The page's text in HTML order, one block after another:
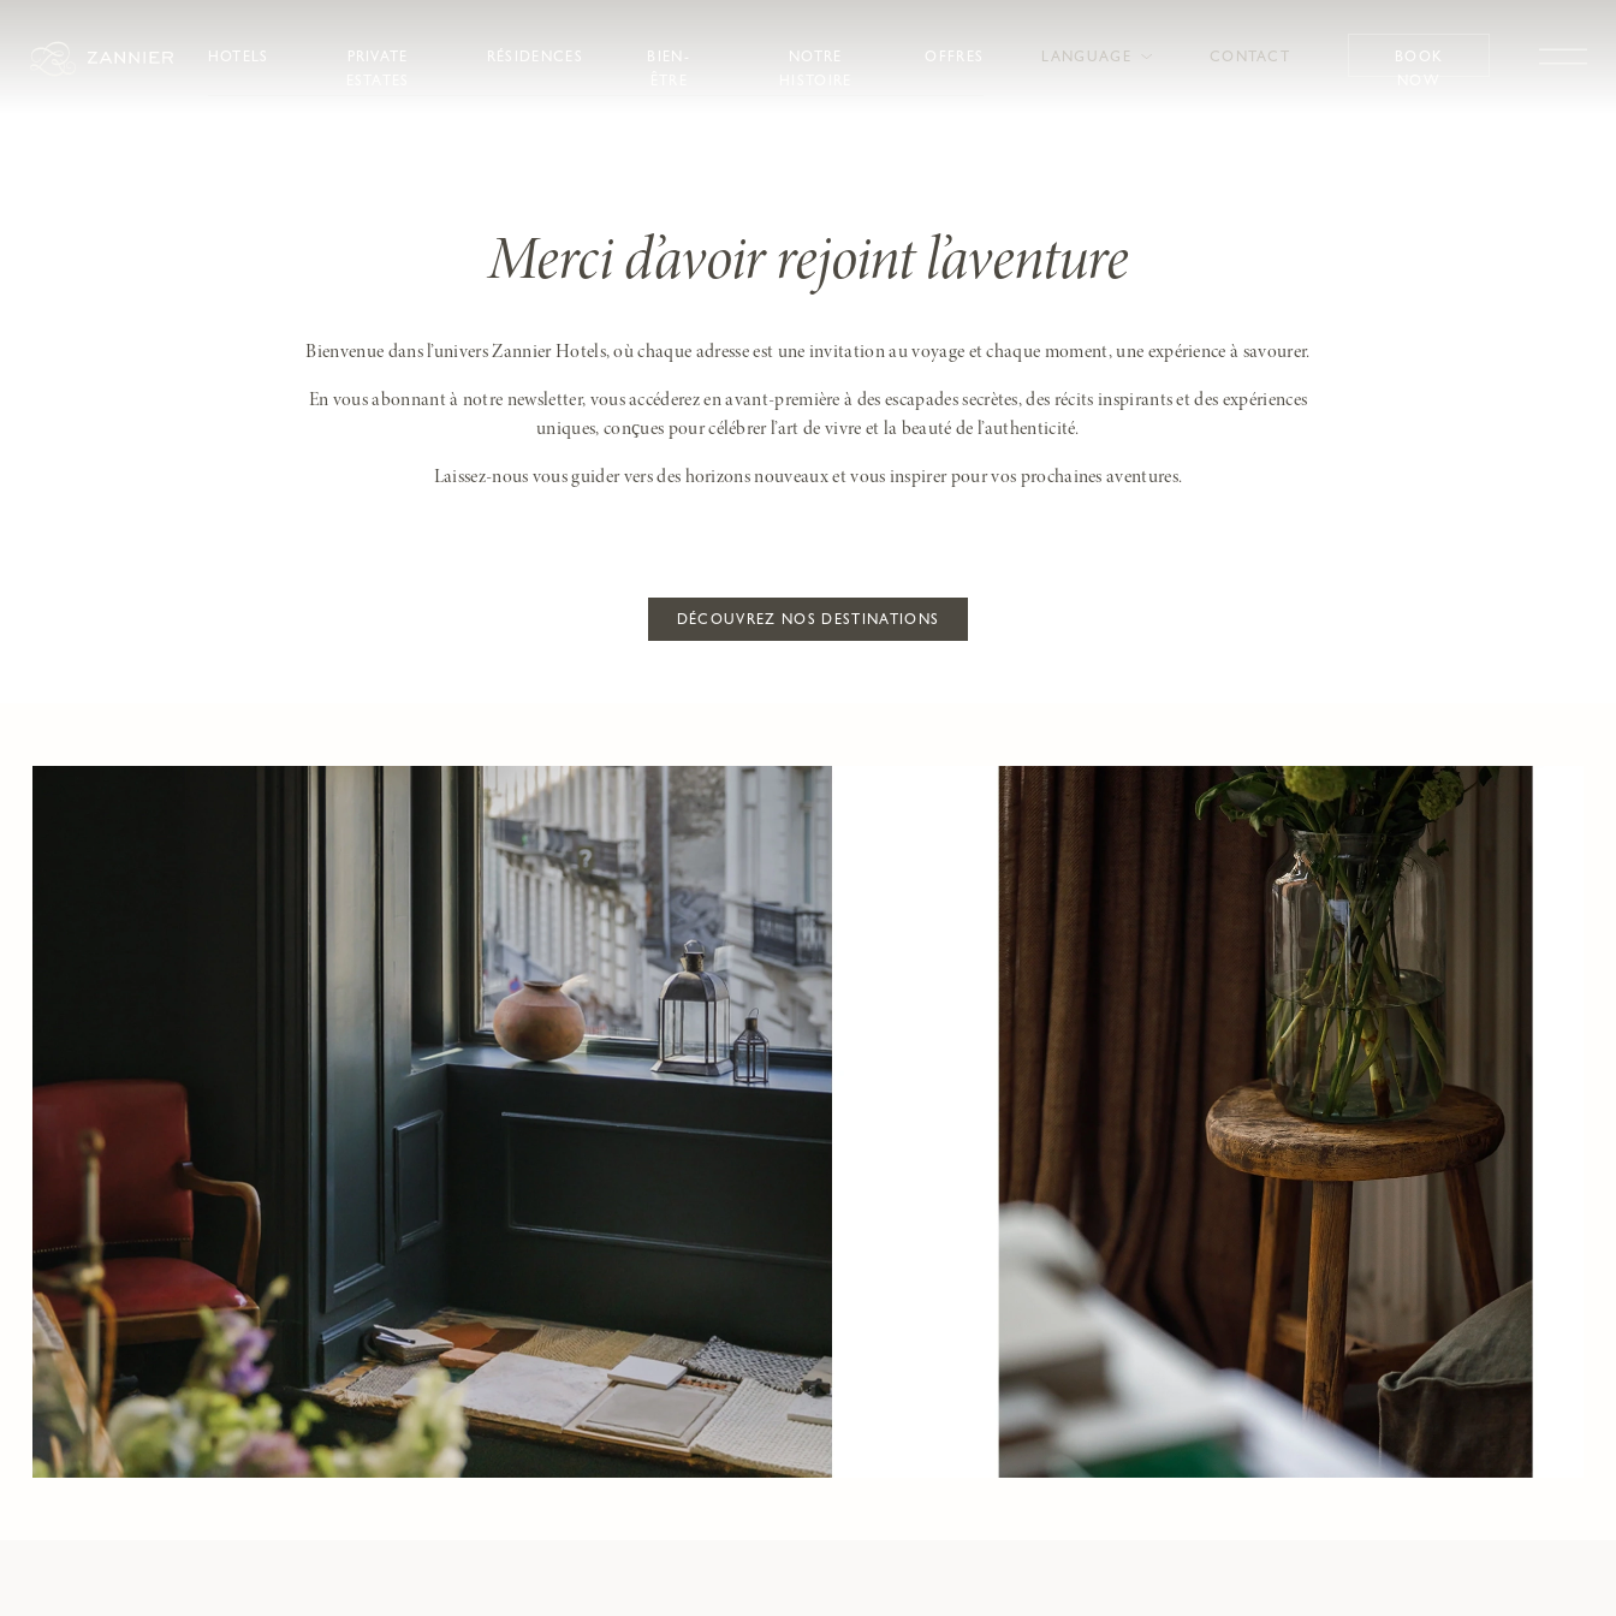
HOTELS
PRIVATE
RÉSIDENCES
BIEN-
NOTRE
OFFRES LANGUAGE CONTACT
BOOK
Merci d’avoir rejoint l’aventure
Bienvenue dans l’univers Zannier Hotels, où chaque adresse est une invitation au voyage et chaque moment, une expérience à savourer.
En vous abonnant à notre newsletter, vous accéderez en avant-première à des escapades secrètes, des récits inspirants et des expériences
uniques, conçues pour célébrer l’art de vivre et la beauté de l’authenticité.
Laissez-nous vous guider vers des horizons nouveaux et vous inspirer pour vos prochaines aventures.
DÉCOUVREZ NOS DESTINATIONS